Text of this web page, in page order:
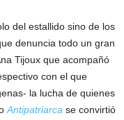
del estallido sino de los
denuncia todo un gran
Tijoux que acompañó
con el que
la lucha de quienes
Antipatriarca se convirtió